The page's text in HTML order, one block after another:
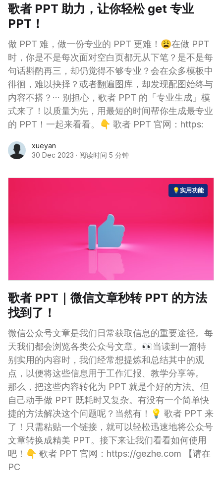
歌者 PPT 助力，让你轻松 get 专业
PPT！
做 PPT 难，做一份专业的 PPT 更难！😩在做 PPT
时，你是不是每次面对空白页都无从下笔？是不是每
句话斟酌再三，却仍觉得不够专业？会在众多模板中
徘徊，难以抉择？或者翻遍图库，却发现配图始终与
内容不搭？··· 别担心，歌者 PPT 的「专业生成」模
式来了！以质量为先，用最短的时间帮你生成最专业
的 PPT！一起来看看。👇 歌者 PPT 官网：https:
xueyan
30 Dec 2023 · 阅读时间 5 分钟
💡实用功能
歌者 PPT｜微信文章秒转 PPT 的方法
找到了！
微信公众号文章是我们日常获取信息的重要途径。每
天我们都会浏览各类公众号文章。👀当读到一篇特
别实用的内容时，我们经常想提炼和总结其中的观
点，以便将这些信息用于工作汇报、教学分享等。
那么，把这些内容转化为 PPT 就是个好的方法。但
自己动手做 PPT 既耗时又复杂。有没有一个简单快
捷的方法解决这个问题呢？当然有！💡 歌者 PPT 来
了！只需粘贴一个链接，就可以轻松迅速地将公众号
文章转换成精美 PPT。接下来让我们看看如何使用
吧！👇 歌者 PPT 官网：https://gezhe.com 【请在
PC